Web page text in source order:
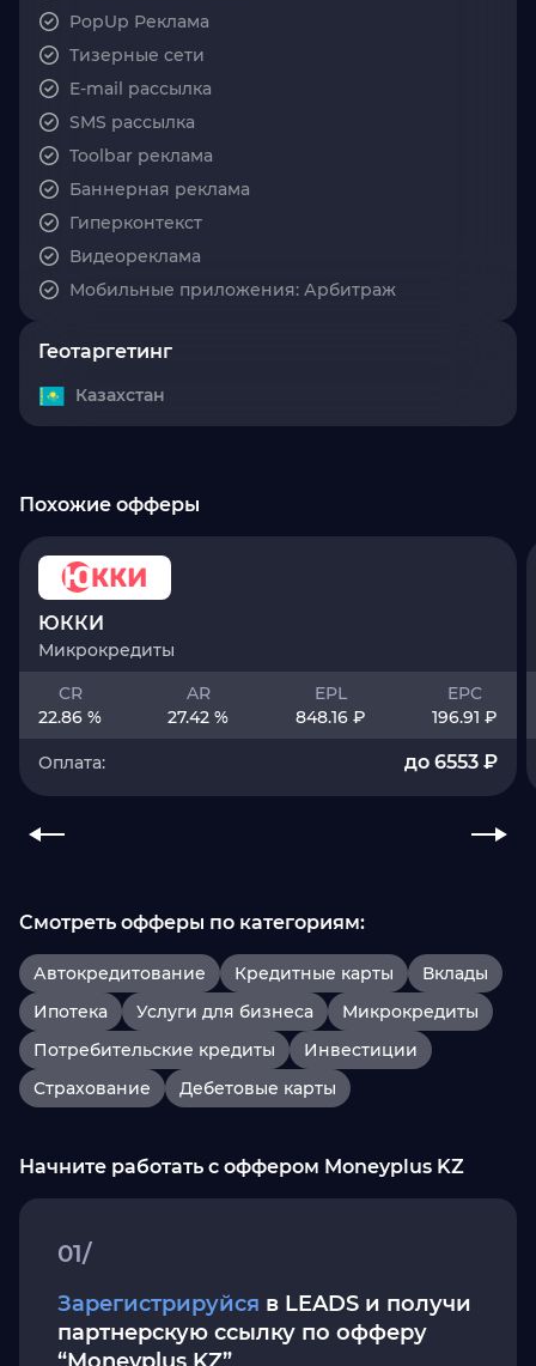
PopUp Реклама
Тизерные сети
E-mail рассылка
SMS рассылка
Toolbar реклама
Баннерная реклама
Гиперконтекст
Видеореклама
Мобильные приложения: Арбитраж
Геотаргетинг
Казахстан
Похожие офферы
ЮККИ
Микрокредиты
CR
22.86 %
AR
27.42 %
EPL
848.16 ₽
EPC
196.91 ₽
Оплата: до 6553 ₽
Смотреть офферы по категориям:
Автокредитование Кредитные карты
Вклады
Ипотека
Услуги для бизнеса
Микрокредиты
Потребительские кредиты
Инвестиции
Страхование
Дебетовые карты
Начните работать с оффером Moneyplus KZ
01/
Зарегистрируйся в LEADS и получи
партнерскую ссылку по офферу